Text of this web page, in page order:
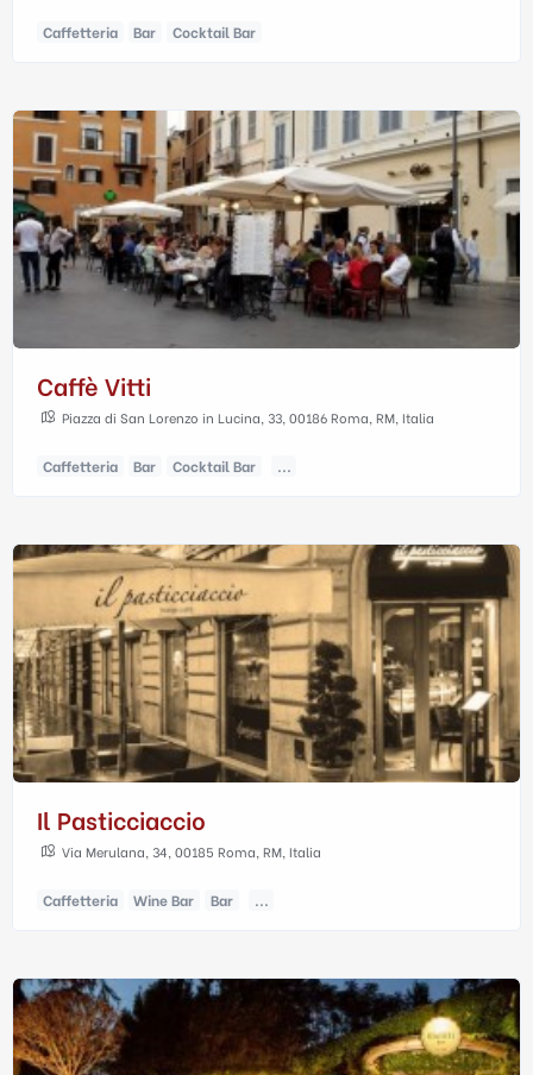
Caffetteria Bar Cocktail Bar
Caffè Vitti
Piazza di San Lorenzo in Lucina, 33, 00186 Roma, RM, Italia
Caffetteria Bar Cocktail Bar ...
Il Pasticciaccio
Via Merulana, 34, 00185 Roma, RM, Italia
Caffetteria Wine Bar Bar ...